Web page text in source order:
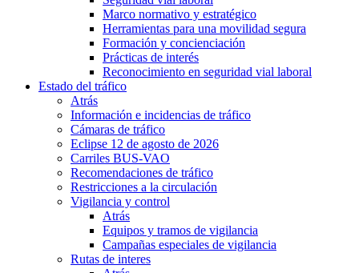
Marco normativo y estratégico
Herramientas para una movilidad segura
Formación y concienciación
Prácticas de interés
Reconocimiento en seguridad vial laboral
Estado del tráfico
Atrás
Información e incidencias de tráfico
Cámaras de tráfico
Eclipse 12 de agosto de 2026
Carriles BUS-VAO
Recomendaciones de tráfico
Restricciones a la circulación
Vigilancia y control
Atrás
Equipos y tramos de vigilancia
Campañas especiales de vigilancia
Rutas de interes